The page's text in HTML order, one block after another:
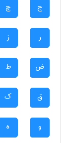
ج چ
ر ز
ض ط
ق ک
و ه